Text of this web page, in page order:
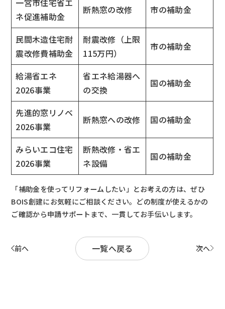
ネ促進補助金
断熱窓の改修 市の補助金
民間木造住宅耐
震改修費補助金
耐震改修（上限
115万円）
市の補助金
給湯省エネ
2026事業
省エネ給湯器へ
の交換
国の補助金
先進的窓リノベ
2026事業
断熱窓への改修 国の補助金
みらいエコ住宅
2026事業
断熱改修・省エ
ネ設備
国の補助金
「補助金を使ってリフォームしたい」とお考えの方は、ぜひ
BOIS創建にお気軽にご相談ください。どの制度が使えるかの
ご確認から申請サポートまで、一貫してお手伝いします。
前へ 一覧へ戻る 次へ